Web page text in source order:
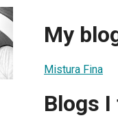
My
Mistura Fina
Blogs